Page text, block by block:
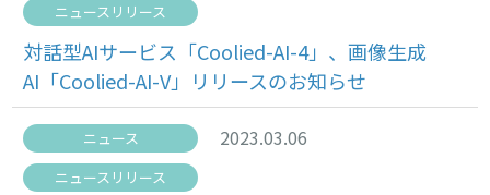
ニュースリリース
対話型AIサービス「Coolied-AI-4」、画像生成
AI「Coolied-AI-V」リリースのお知らせ
ニュース
ニュースリリース
2023.03.06